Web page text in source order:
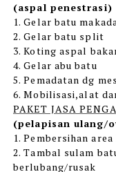
(aspal penestrasi)
1. Gelar batu
2. Gelar batu split
3. Koting aspal
4. Gelar abu batu
5. Pemadatan dg
6. Mobilisasi,alat
PAKET JASA
(pelapisan ulang/
1. Pembersihan
2. Tambal sulam
berlubang/rusak